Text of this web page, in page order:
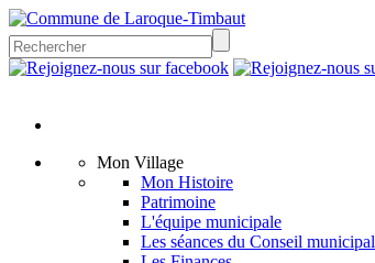
Mon Village
Mon Histoire
Patrimoine
L'équipe municipale
Les séances du Conseil municipal